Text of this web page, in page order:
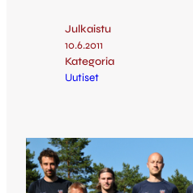
Julkaistu
10.6.2011
Kategoria
Uutiset